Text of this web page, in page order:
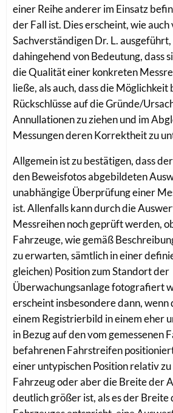
einer Reihe anderer im Einsatz
der Fall ist. Dies erscheint, wie auch
Sachverständigen Dr. L.
dahingehend von Bedeutung, dass
die Qualität einer konkreten
ließe, als auch, dass die Möglichkeit
Rückschlüsse auf die Gründe/
Annullationen zu ziehen und im
Messungen deren Korrektheit zu
Allgemein ist zu bestätigen, dass
den Beweisfotos abgebildeten
unabhängige Überprüfung einer
ist. Allenfalls kann durch die
Messreihen noch geprüft werden,
Fahrzeuge, wie gemäß
zu erwarten, sämtlich in einer
gleichen) Position zum Standort der
Überwachungsanlage fotografiert
erscheint insbesondere dann,
einem Registrierbild in einem eher
in Bezug auf den vom gemessenen
befahrenen Fahrstreifen
einer untypischen Position relativ zu
Fahrzeug oder aber die Breite der
deutlich größer ist, als es der Breite